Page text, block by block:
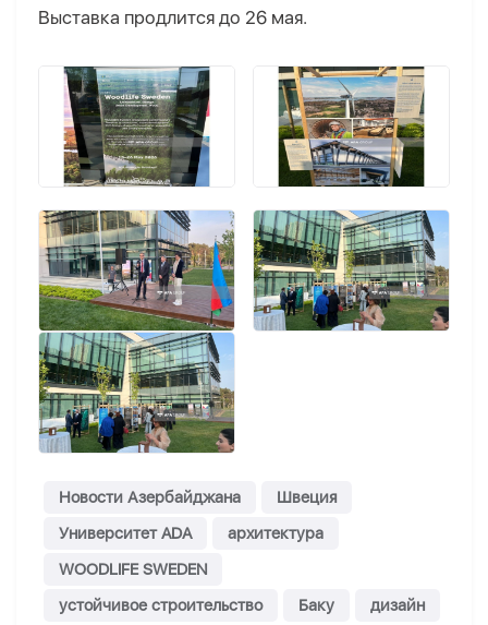
Выставка продлится до 26 мая.
Новости Азербайджана
Швеция
Университет ADA
архитектура
WOODLIFE SWEDEN
устойчивое строительство
Баку
дизайн